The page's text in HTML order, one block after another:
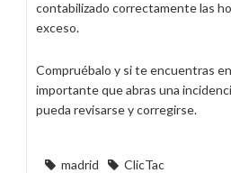
contabilizado correctamente las
exceso.
Compruébalo y si te encuentras
importante que abras una
pueda revisarse y corregirse.
madrid ClicTac